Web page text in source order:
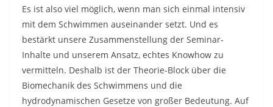
Es ist also viel möglich, wenn man sich einmal intensiv
mit dem Schwimmen auseinander setzt. Und es
bestärkt unsere Zusammenstellung der Seminar-
Inhalte und unserem Ansatz, echtes Knowhow zu
vermitteln. Deshalb ist der Theorie-Block über die
Biomechanik des Schwimmens und die
hydrodynamischen Gesetze von großer Bedeutung. Auf